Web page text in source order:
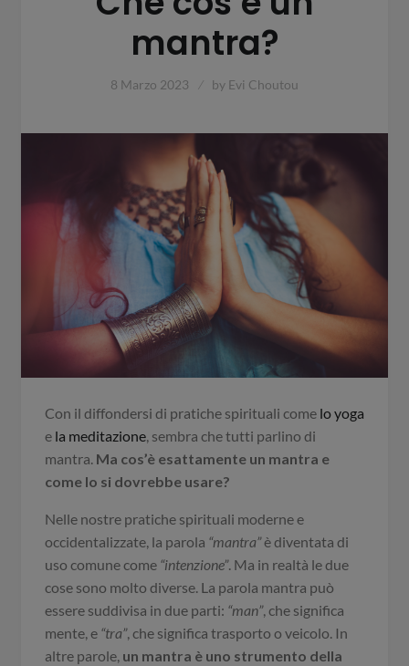
mantra?
8 Marzo 2023 by Evi Choutou
Con il diffondersi di pratiche spirituali come lo yoga
e la meditazione, sembra che tutti parlino di
mantra. Ma cos’è esattamente un mantra e
come lo si dovrebbe usare?
Nelle nostre pratiche spirituali moderne e
occidentalizzate, la parola “mantra”è diventata di
uso comune come “intenzione”. Ma in realtà le due
cose sono molto diverse. La parola mantra può
essere suddivisa in due parti: “man”, che significa
mente, e “tra”, che significa trasporto o veicolo. In
altre parole, un mantra è uno strumento della